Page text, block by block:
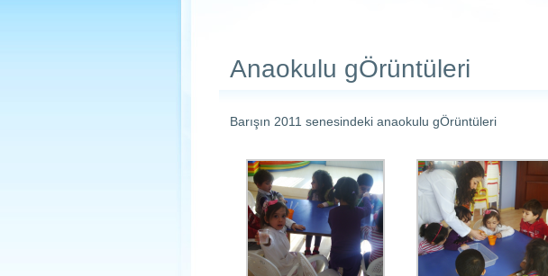
Anaokulu gÖrüntüleri
Barışın 2011 senesindeki anaokulu gÖrüntüleri